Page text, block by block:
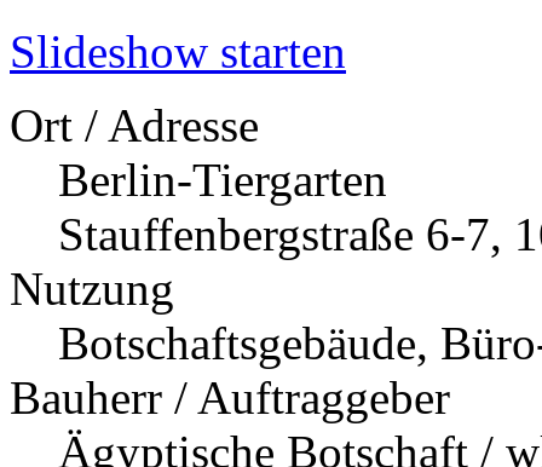
Slideshow starten
Ort / Adresse
Berlin-Tiergarten
Stauffenbergstraße 6-7,
Nutzung
Botschaftsgebäude,
Bauherr / Auftraggeber
Ägyptische Botschaft /